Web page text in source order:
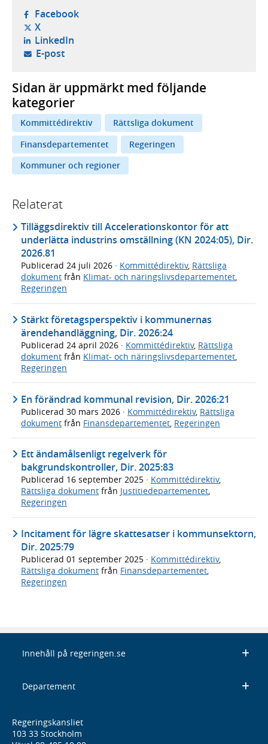
Facebook- öppnas i ny flik, extern webbplats,
X- öppnas i ny flik, extern webbplats,
LinkedIn- öppnas i ny flik, extern webbplats,
E-post- öppnar din e-postklient,
Sidan är uppmärkt med följande
kategorier
Kommittédirektiv
Rättsliga dokument
Finansdepartementet
Regeringen
Kommuner och regioner
Relaterat
Tilläggsdirektiv till Accelerationskontor för att
underlätta industrins omställning (KN 2024:05), Dir.
2026.81
Publicerad 24 juli 2026 · Kommittédirektiv, Rättsliga
dokument från Klimat- och näringslivsdepartementet,
Regeringen
Stärkt företagsperspektiv i kommunernas
ärendehandläggning, Dir. 2026:24
Publicerad 24 april 2026 · Kommittédirektiv, Rättsliga
dokument från Klimat- och näringslivsdepartementet,
Regeringen
En förändrad kommunal revision, Dir. 2026:21
Publicerad 30 mars 2026 · Kommittédirektiv, Rättsliga
dokument från Finansdepartementet Regeringen
Ett ändamålsenligt regelverk för
bakgrundskontroller, Dir. 2025:83
Publicerad 16 september 2025 · Kommittédirektiv,
Rättsliga dokument från Justitiedepartementet,
Regeringen
Incitament för lägre skattesatser i kommunsektorn,
Dir. 2025:79
Publicerad 01 september 2025 · Kommittédirektiv,
Rättsliga dokument från Finansdepartementet,
Regeringen
Innehåll på regeringen.se
Departement
Regeringskansliet
103 33 Stockholm